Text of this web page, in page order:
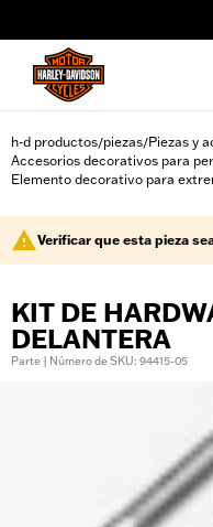
h-d productos/piezas/Piezas y
Accesorios decorativos para
Elemento decorativo para
Verificar que esta pieza
KIT DE
DELANTERA
Parte | Número de SKU: 94415-05